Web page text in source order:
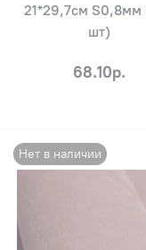
21*29,7см S0,8мм
шт)
68.10р.
Нет в наличии